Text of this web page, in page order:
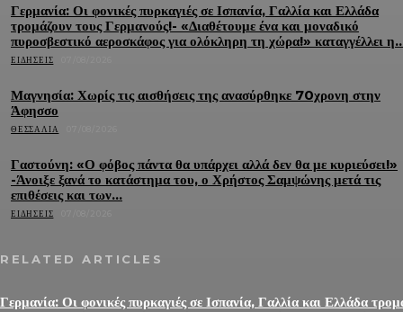
Γερμανία: Οι φονικές πυρκαγιές σε Ισπανία, Γαλλία και Ελλάδα
τρομάζουν τους Γερμανούς!- «Διαθέτουμε ένα και μοναδικό
πυροσβεστικό αεροσκάφος για ολόκληρη τη χώρα!» καταγγέλλει
ΕΙΔΉΣΕΙΣ
Μαγνησία: Χωρίς τις αισθήσεις της ανασύρθηκε 70χρονη στην
Άφησσο
ΘΕΣΣΑΛΊΑ
Γαστούνη: «Ο φόβος πάντα θα υπάρχει αλλά δεν θα με κυριεύσει!»
-Άνοιξε ξανά το κατάστημα του, ο Χρήστος Σαμψώνης μετά τις
επιθέσεις και των...
ΕΙΔΉΣΕΙΣ
RELATED ARTICLES
Γερμανία: Οι φονικές πυρκαγιές σε Ισπανία, Γαλλία και Ελλάδα